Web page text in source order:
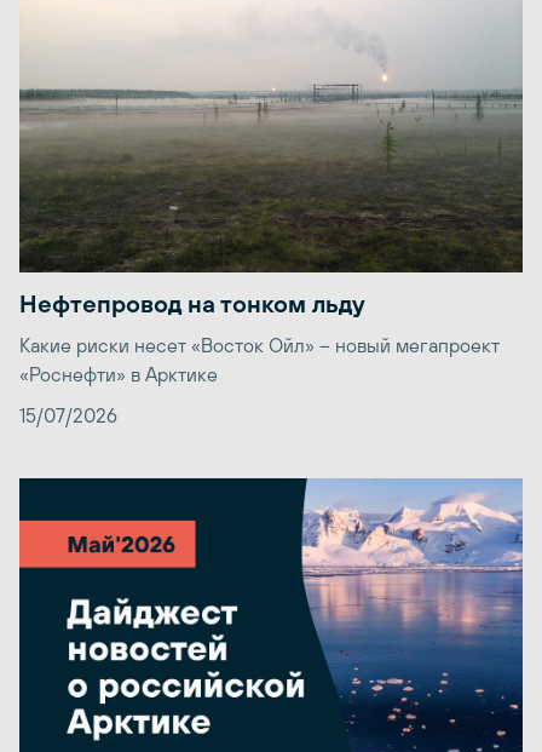
Нефтепровод на тонком льду
Какие риски несет «Восток Ойл» – новый мегапроект
«Роснефти» в Арктике
15/07/2026